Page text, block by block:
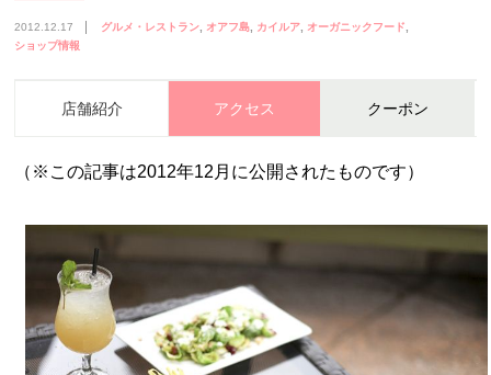
2012.12.17 グルメ・レストラン オアフ島 カイルア
オーガニックフード
ショップ情報
店舗紹介 アクセス クーポン
（※この記事は2012年12月に公開されたものです）